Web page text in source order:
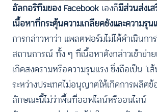
อัลกอริทึมของ Facebook เองก็มีส่วนส่งเ
เนื้อหาที่กระตุ้นความเกลียดชังและความรุ
การกล่าวหาว่า แพลตฟอร์มไม่ได้ดำเนินกา
สถานการณ์ ทั้ง ๆ ที่เนื้อหาดังกล่าวเข้าข่า
เกิดสงครามหรือความรุนแรง ซึ่งถือเป็น ‘เ
ระหว่างประเทศไม่อนุญาตให้เกิดการผลิต
ลักษณะนี้ไม่ว่าพื้นที่ออฟไลน์หรืออนไลน์